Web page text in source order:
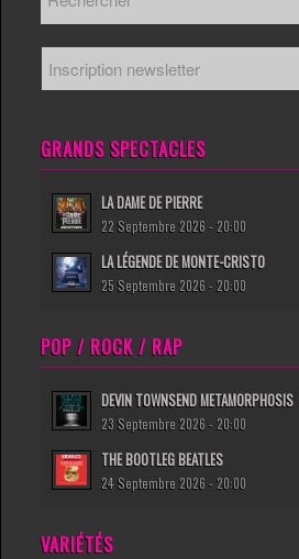
GRANDS SPECTACLES
LA DAME DE PIERRE
22 Septembre 2026 - 20:00
LA LÉGENDE DE MONTE-CRISTO
25 Septembre 2026 - 20:00
POP / ROCK / RAP
DEVIN TOWNSEND METAMORPHOSIS
23 Septembre 2026 - 20:00
THE BOOTLEG BEATLES
24 Septembre 2026 - 20:00
VARIÉTÉS